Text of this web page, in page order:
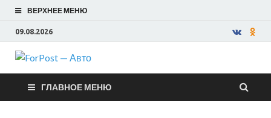
ВЕРХНЕЕ МЕНЮ
09.08.2026
ForPost —
Авто
ГЛАВНОЕ МЕНЮ